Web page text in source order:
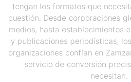
tengan los formatos que
cuestión. Desde corporaciones
medios, hasta establecimientos
y publicaciones periodísticas,
organizaciones confían en
servicio de conversión
necesitan.